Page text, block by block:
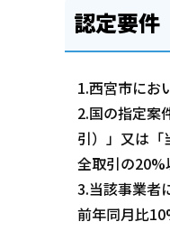
認定要件
1.西宮市にお
2.国の指定案
引）」又は
全取引の20%
3.当該事業者
前年同月比